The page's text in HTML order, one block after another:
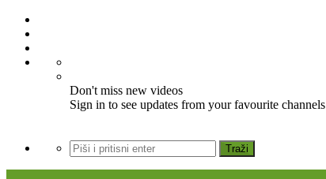
Don't miss new videos
Sign in to see updates from your favourite channels